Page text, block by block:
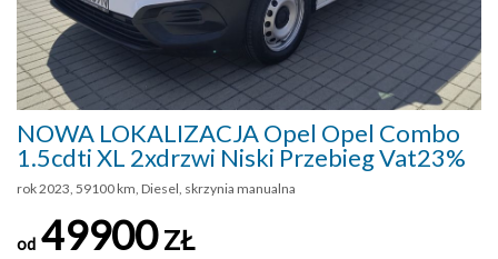
NOWA LOKALIZACJA Opel Opel Combo
1.5cdti XL 2xdrzwi Niski Przebieg Vat23%
rok 2023, 59100 km, Diesel, skrzynia manualna
od 49900ZŁ